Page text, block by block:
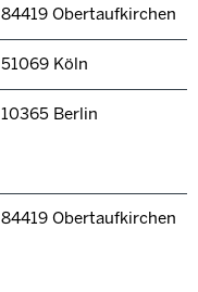
84419 Obertaufkirchen
51069 Köln
10365 Berlin
84419 Obertaufkirchen